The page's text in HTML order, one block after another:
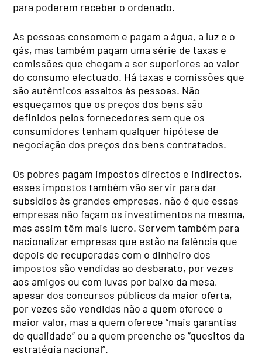
para poderem receber o ordenado.
As pessoas consomem e pagam a água, a luz e o
gás, mas também pagam uma série de taxas e
comissões que chegam a ser superiores ao valor
do consumo efectuado. Há taxas e comissões que
são autênticos assaltos às pessoas. Não
esqueçamos que os preços dos bens são
definidos pelos fornecedores sem que os
consumidores tenham qualquer hipótese de
negociação dos preços dos bens contratados.
Os pobres pagam impostos directos e indirectos,
esses impostos também vão servir para dar
subsídios às grandes empresas, não é que essas
empresas não façam os investimentos na mesma,
mas assim têm mais lucro. Servem também para
nacionalizar empresas que estão na falência que
depois de recuperadas com o dinheiro dos
impostos são vendidas ao desbarato, por vezes
aos amigos ou com luvas por baixo da mesa,
apesar dos concursos públicos da maior oferta,
por vezes são vendidas não a quem oferece o
maior valor, mas a quem oferece “mais garantias
de qualidade” ou a quem preenche os “quesitos da
estratégia nacional”.